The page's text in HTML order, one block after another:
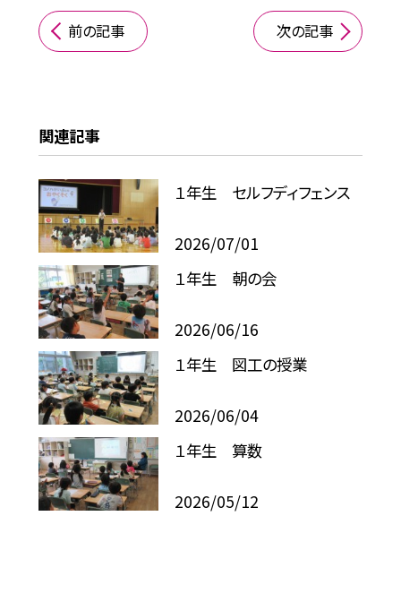
前の記事 次の記事
関連記事
１年生 セルフディフェンス
2026/07/01
１年生 朝の会
2026/06/16
１年生 図工の授業
2026/06/04
１年生 算数
2026/05/12